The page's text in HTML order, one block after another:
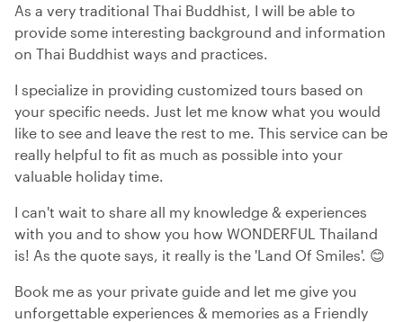
As a very traditional Thai Buddhist, I will be able to
provide some interesting background and information
on Thai Buddhist ways and practices.
I specialize in providing customized tours based on
your specific needs. Just let me know what you would
like to see and leave the rest to me. This service can be
really helpful to fit as much as possible into your
valuable holiday time.
I can't wait to share all my knowledge & experiences
with you and to show you how WONDERFUL Thailand
is! As the quote says, it really is the 'Land Of Smiles'. 😊
Book me as your private guide and let me give you
unforgettable experiences & memories as a Friendly